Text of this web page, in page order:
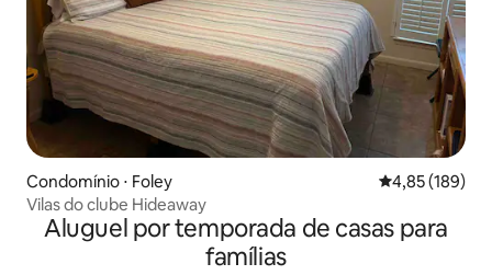
Condomínio ⋅ Foley 4,85 de uma
4,85 (189)
Vilas do clube Hideaway
Aluguel por temporada de casas para
famílias